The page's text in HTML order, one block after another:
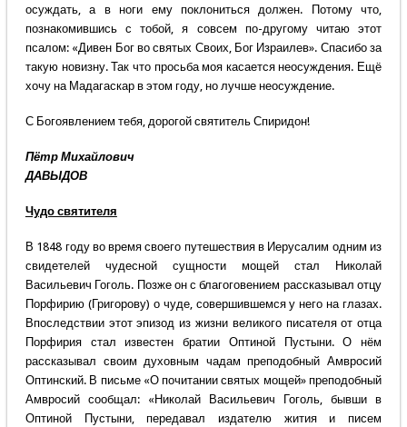
осуждать, а в ноги ему поклониться должен. Потому что,
познакомившись с тобой, я совсем по-другому читаю этот
псалом: «Дивен Бог во святых Своих, Бог Израилев». Спасибо за
такую новизну. Так что просьба моя касается неосуждения. Ещё
хочу на Мадагаскар в этом году, но лучше неосуждение.
С Богоявлением тебя, дорогой святитель Спиридон!
Пётр Михайлович
ДАВЫДОВ
Чудо святителя
В 1848 году во время своего путешествия в Иерусалим одним из
свидетелей чудесной сущности мощей стал Николай
Васильевич Гоголь. Позже он с благоговением рассказывал отцу
Порфирию (Григорову) о чуде, совершившемся у него на глазах.
Впоследствии этот эпизод из жизни великого писателя от отца
Порфирия стал известен братии Оптиной Пустыни. О нём
рассказывал своим духовным чадам преподобный Амвросий
Оптинский. В письме «О почитании святых мощей» преподобный
Амвросий сообщал: «Николай Васильевич Гоголь, бывши в
Оптиной Пустыни, передавал издателю жития и писем